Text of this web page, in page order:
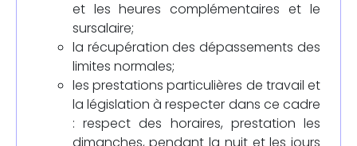
et les heures complémentaires et le
sursalaire;
la récupération des dépassements des
limites normales;
les prestations particulières de travail et
la législation à respecter dans ce cadre
: respect des horaires, prestation les
dimanches, pendant la nuit et les jours